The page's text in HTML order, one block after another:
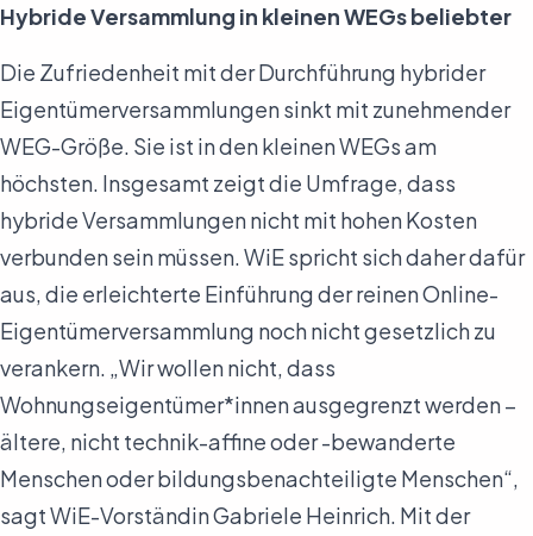
Hybride Versammlung in kleinen WEGs beliebter
Die Zufriedenheit mit der Durchführung hybrider
Eigentümerversammlungen sinkt mit zunehmender
WEG-Größe. Sie ist in den kleinen WEGs am
höchsten. Insgesamt zeigt die Umfrage, dass
hybride Versammlungen nicht mit hohen Kosten
verbunden sein müssen. WiE spricht sich daher dafür
aus, die erleichterte Einführung der reinen Online-
Eigentümerversammlung noch nicht gesetzlich zu
verankern. „Wir wollen nicht, dass
Wohnungseigentümer*innen ausgegrenzt werden –
ältere, nicht technik-affine oder -bewanderte
Menschen oder bildungsbenachteiligte Menschen“,
sagt WiE-Vorständin Gabriele Heinrich. Mit der